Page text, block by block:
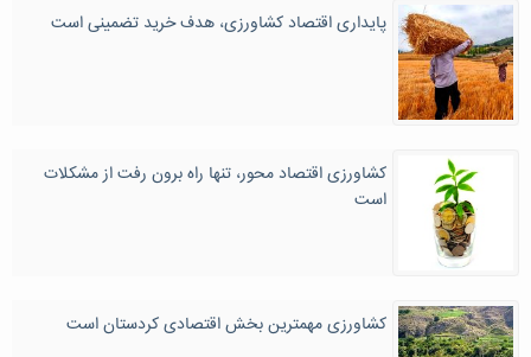
پایداری اقتصاد کشاورزی، هدف خرید تضمینی است
کشاورزی اقتصاد محور، تنها راه برون رفت از مشکلات
است
کشاورزی مهمترین بخش اقتصادی کردستان است